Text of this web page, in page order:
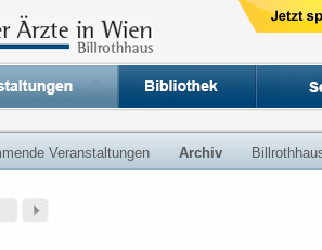
Veranstaltungen Archiv